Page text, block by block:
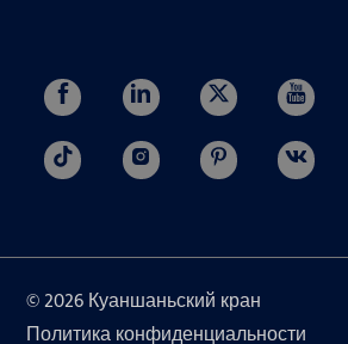
© 2026 Куаншаньский кран
Политика конфиденциальности